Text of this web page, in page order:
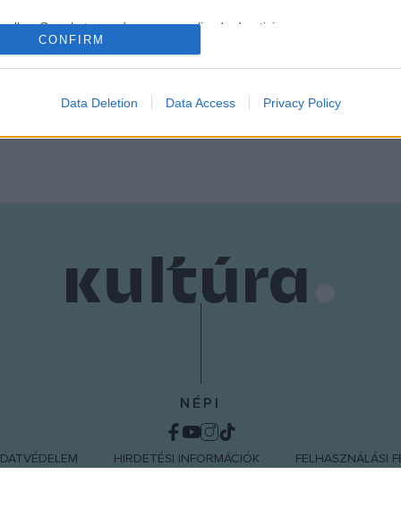
allow Google to send me personalized advertising.
allow Google to enable storage related to analytics like cookies on
CONFIRM
Data Deletion Data Access Privacy Policy
NÉPI
HIRDETÉSI INFORMÁCIÓK FELHASZNÁLÁSI